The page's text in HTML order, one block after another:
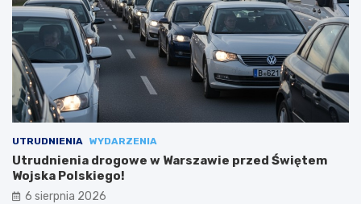
UTRUDNIENIA WYDARZENIA
Utrudnienia drogowe w Warszawie przed Świętem
Wojska Polskiego!
6 sierpnia 2026